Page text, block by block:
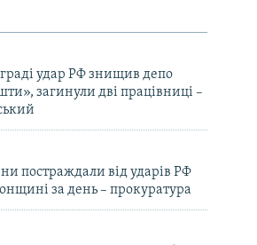
удар РФ знищив депо
загинули дві працівниці –
постраждали від ударів РФ
за день – прокуратура